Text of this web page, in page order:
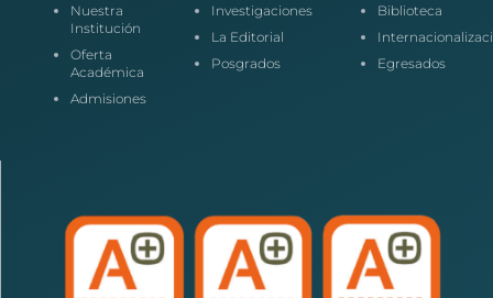
Nuestra
Institución
Oferta
Académica
Admisiones
Investigaciones
La Editorial
Posgrados
Biblioteca
Egresados